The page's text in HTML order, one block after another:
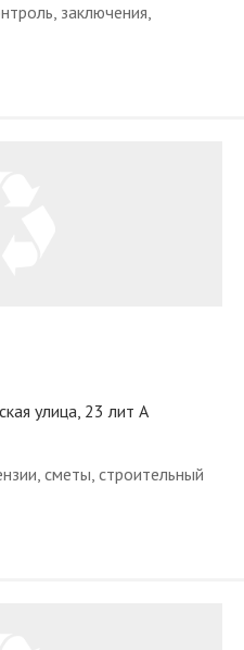
заключения,
улица, 23 лит А
сметы, строительный